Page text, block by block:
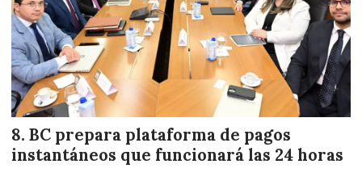
BC prepara plataforma de pagos
instantáneos que funcionará las 24 horas